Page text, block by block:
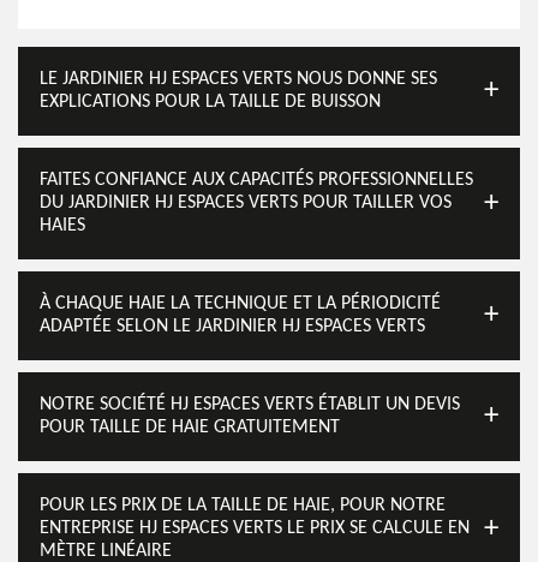
LE JARDINIER HJ ESPACES VERTS NOUS DONNE SES
EXPLICATIONS POUR LA TAILLE DE BUISSON
FAITES CONFIANCE AUX CAPACITÉS PROFESSIONNELLES
DU JARDINIER HJ ESPACES VERTS POUR TAILLER VOS
HAIES
À CHAQUE HAIE LA TECHNIQUE ET LA PÉRIODICITÉ
ADAPTÉE SELON LE JARDINIER HJ ESPACES VERTS
NOTRE SOCIÉTÉ HJ ESPACES VERTS ÉTABLIT UN DEVIS
POUR TAILLE DE HAIE GRATUITEMENT
POUR LES PRIX DE LA TAILLE DE HAIE, POUR NOTRE
ENTREPRISE HJ ESPACES VERTS LE PRIX SE CALCULE EN
MÈTRE LINÉAIRE